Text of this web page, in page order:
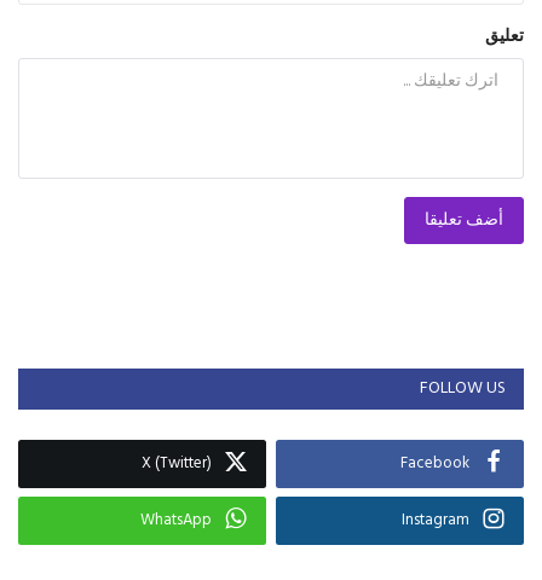
تعليق
أضف تعليقا
FOLLOW US
Facebook
X (Twitter)
Instagram
WhatsApp